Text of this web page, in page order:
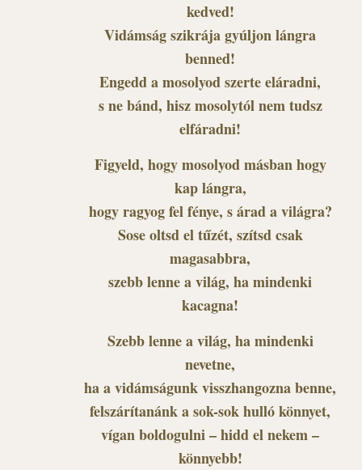
kedved!
Vidámság szikrája gyúljon lángra
benned!
Engedd a mosolyod szerte eláradni,
s ne bánd, hisz mosolytól nem tudsz
elfáradni!
Figyeld, hogy mosolyod másban hogy
kap lángra,
hogy ragyog fel fénye, s árad a világra?
Sose oltsd el tűzét, szítsd csak
magasabbra,
szebb lenne a világ, ha mindenki
kacagna!
Szebb lenne a világ, ha mindenki
nevetne,
ha a vidámságunk visszhangozna benne,
felszárítanánk a sok-sok hulló könnyet,
vígan boldogulni – hidd el nekem –
könnyebb!